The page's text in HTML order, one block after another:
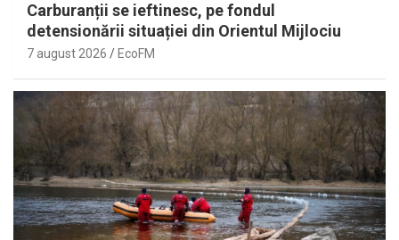
Carburanții se ieftinesc, pe fondul
detensionării situației din Orientul Mijlociu
7 august 2026 EcoFM